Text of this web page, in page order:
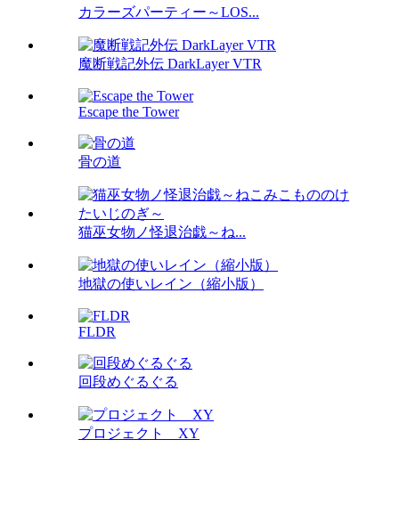
カラーズパーティー～LOS...
魔断戦記外伝 DarkLayer VTR
Escape the Tower
骨の道
猫巫女物ノ怪退治戯～ね...
地獄の使いレイン（縮小版）
FLDR
回段めぐるぐる
プロジェクト XY